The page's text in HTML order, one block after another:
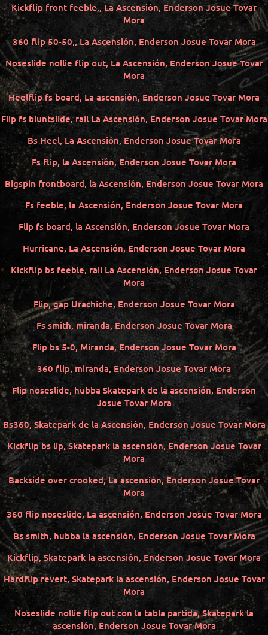
Kickflip front feeble,, La Ascensión, Enderson Josue Tovar
Mora
360 flip 50-50,, La Ascensión, Enderson Josue Tovar Mora
Noseslide nollie flip out, La Ascensión, Enderson Josue Tovar
Mora
Heelflip fs board, La ascensión, Enderson Josue Tovar Mora
Flip fs bluntslide, rail La Ascensión, Enderson Josue Tovar Mora
Bs Heel, La Ascensión, Enderson Josue Tovar Mora
Fs flip, la Ascensión, Enderson Josue Tovar Mora
Bigspin frontboard, la Ascensión, Enderson Josue Tovar Mora
Fs feeble, la Ascensión, Enderson Josue Tovar Mora
Flip fs board, la Ascensión, Enderson Josue Tovar Mora
Hurricane, La Ascensión, Enderson Josue Tovar Mora
Kickflip bs feeble, rail La Ascensión, Enderson Josue Tovar
Mora
Flip, gap Urachiche, Enderson Josue Tovar Mora
Fs smith, miranda, Enderson Josue Tovar Mora
Flip bs 5-0, Miranda, Enderson Josue Tovar Mora
360 flip, miranda, Enderson Josue Tovar Mora
Flip noseslide, hubba Skatepark de la ascensión, Enderson
Josue Tovar Mora
Bs360, Skatepark de la Ascensión, Enderson Josue Tovar Mora
Kickflip bs lip, Skatepark la ascensión, Enderson Josue Tovar
Mora
Backside over crooked, La ascensión, Enderson Josue Tovar
Mora
360 flip noseslide, La ascensión, Enderson Josue Tovar Mora
Bs smith, hubba la ascensión, Enderson Josue Tovar Mora
Kickflip, Skatepark la ascensión, Enderson Josue Tovar Mora
Hardflip revert, Skatepark la ascensión, Enderson Josue Tovar
Mora
Noseslide nollie flip out con la tabla partida, Skatepark la
ascensión, Enderson Josue Tovar Mora